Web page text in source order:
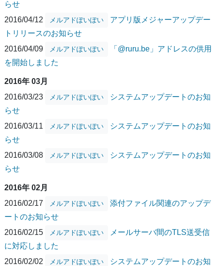
らせ
2016/04/12
メルアドぽいぽい
アプリ版メジャーアップデー
トリリースのお知らせ
2016/04/09
メルアドぽいぽい
「@ruru.be」アドレスの供用
を開始しました
2016年 03月
2016/03/23
メルアドぽいぽい
システムアップデートのお知
らせ
2016/03/11
メルアドぽいぽい
システムアップデートのお知
らせ
2016/03/08
メルアドぽいぽい
システムアップデートのお知
らせ
2016年 02月
2016/02/17
メルアドぽいぽい
添付ファイル関連のアップデ
ートのお知らせ
2016/02/15
メルアドぽいぽい
メールサーバ間のTLS送受信
に対応しました
2016/02/02
メルアドぽいぽい
システムアップデートのお知